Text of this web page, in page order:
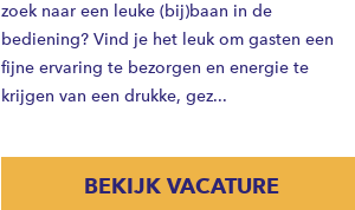
zoek naar een leuke (bij)baan in de
bediening? Vind je het leuk om gasten een
fijne ervaring te bezorgen en energie te
krijgen van een drukke, gez...
BEKIJK VACATURE